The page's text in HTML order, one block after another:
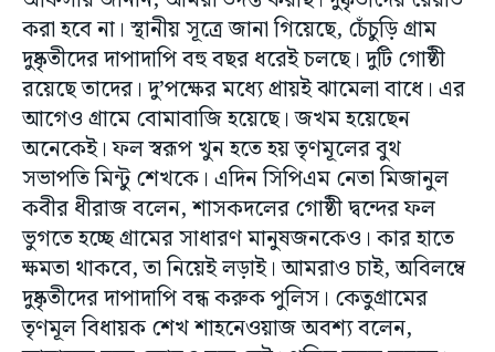
করা হবে না। স্থানীয় সূত্রে জানা গিয়েছে, চেঁচুড়ি গ্রাম
দুষ্কৃতীদের দাপাদাপি বহু বছর ধরেই চলছে। দুটি গোষ্ঠী
রয়েছে তাদের। দু’পক্ষের মধ্যে প্রায়ই ঝামেলা বাধে। এর
আগেও গ্রামে বোমাবাজি হয়েছে। জখম হয়েছেন
অনেকেই। ফল স্বরূপ খুন হতে হয় তৃণমূলের বুথ
সভাপতি মিন্টু শেখকে। এদিন সিপিএম নেতা মিজানুল
কবীর ধীরাজ বলেন, শাসকদলের গোষ্ঠী দ্বন্দের ফল
ভুগতে হচ্ছে গ্রামের সাধারণ মানুষজনকেও। কার হাতে
ক্ষমতা থাকবে, তা নিয়েই লড়াই। আমরাও চাই, অবিলম্বে
দুষ্কৃতীদের দাপাদাপি বন্ধ করুক পুলিস। কেতুগ্রামের
তৃণমূল বিধায়ক শেখ শাহনেওয়াজ অবশ্য বলেন,